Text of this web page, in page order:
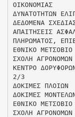
ΟΙΚΟΝΟΜΙΑΣ
ΔΥΝΑΤΟΤΗΤΩΝ
ΔΕΔΟΜΕΝΑ
ΑΠΑΙΤΗΣΕΙΣ
ΠΛΗΡΩΜΑΤΟΣ,
ΕΘΝΙΚΟ ΜΕΤΣΟΒΙΟ
ΣΧΟΛΗ
ΚΕΝΤΡΟ
2/3
ΔΟΚΙΜΕΣ ΠΛΟΙΩΝ
ΔΟΚΙΜΕΣ
ΕΘΝΙΚΟ ΜΕΤΣΟΒΙΟ
ΣΧΟΛΗ